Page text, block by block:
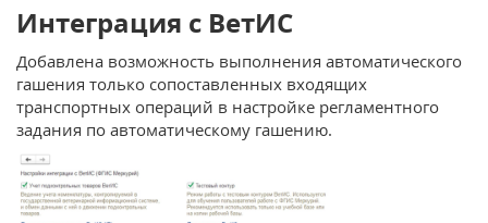
Интеграция c ВетИС
Добавлена возможность выполнения автоматического
гашения только сопоставленных входящих
транспортных операций в настройке регламентного
задания по автоматическому гашению.